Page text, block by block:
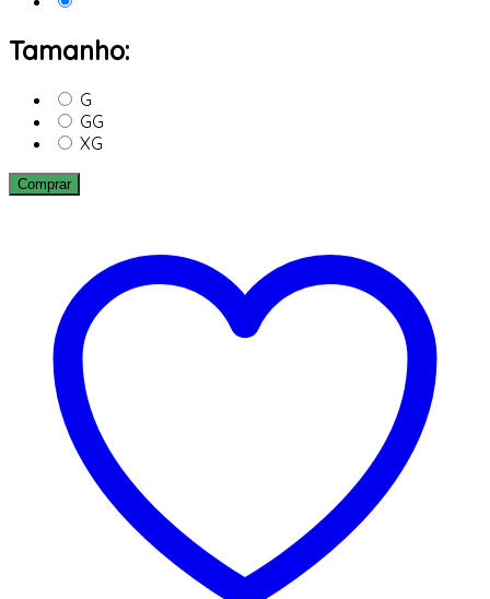
Tamanho:
G
GG
XG
Comprar